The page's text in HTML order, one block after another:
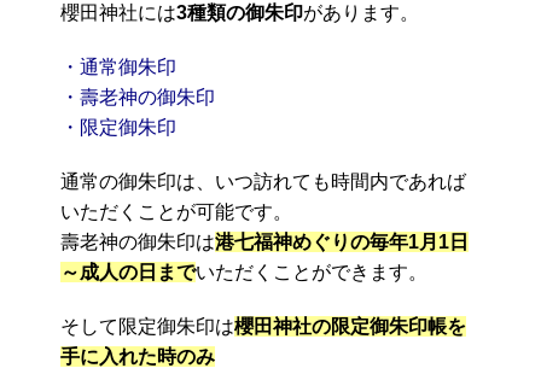
櫻田神社には3種類の御朱印があります。
・通常御朱印
・壽老神の御朱印
・限定御朱印
通常の御朱印は、いつ訪れても時間内であれば
いただくことが可能です。
壽老神の御朱印は港七福神めぐりの毎年1月1日
～成人の日までいただくことができます。
そして限定御朱印は櫻田神社の限定御朱印帳を
手に入れた時のみ